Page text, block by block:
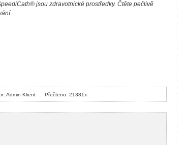
jsou zdravotnické prostředky. Čtěte pečlivě
Admin Klient Přečteno: 21381x